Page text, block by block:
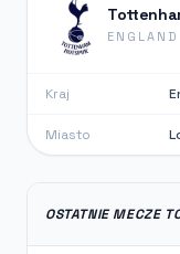
ENGLAND
Kraj
Miasto
OSTATNIE MECZE